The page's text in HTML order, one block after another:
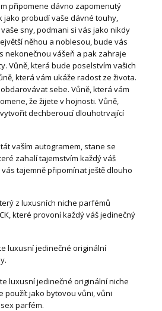
připomene dávno zapomenutý
jako probudí vaše dávné touhy,
sny, podmani si vás jako nikdy
něhou a noblesou, bude vás
nekonečnou vášeň a pak zahraje
Vůně, která bude poselstvím vašich
která vám ukáže radost ze života.
sebe. Vůně, která vám
že žijete v hojnosti. Vůně,
dechberoucí dlouhotrvající
vaším autogramem, stane se
zahalí tajemstvím každý váš
tajemně připomínat ještě dlouho
z luxusních niche parfémů
které provoní každý váš jedinečný
luxusní jedinečné originální
luxusní jedinečné originální niche
použít jako bytovou vůni, vůni
parfém.